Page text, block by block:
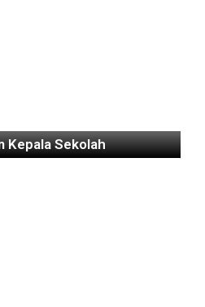
Kepala Sekolah